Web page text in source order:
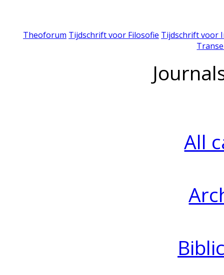
Theoforum Tijdschrift voor Filosofie Tijdschrift voor
All